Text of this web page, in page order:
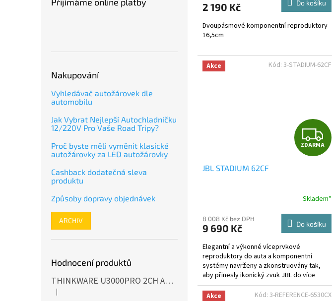
Nakupování
Vyhledávač autožárovek dle
automobilu
Jak Vybrat Nejlepší Autochladničku
12/220V Pro Vaše Road Tripy?
Proč byste měli vyměnit klasické
autožárovky za LED autožárovky
Cashback dodatečná sleva
produktu
Způsoby dopravy objednávek
ARCHIV
Hodnocení produktů
THINKWARE U3000PRO 2CH Autokamera 4K+2K, HDR, WiFi, GPS, BT, mikrovlnné senzory
Hodnocení produktu je 5 z 5 hvězdiček.
|
A
2 190 Kč Do košíku
Dvoupásmové komponentní reproduktory
16,5cm
Akce
Z
D
R
M
A
ZDARMA
JBL STADIUM 62CF
Skladem*
8 008 Kč bez DPH
9 690 Kč Do košíku
Elegantní a výkonné víceprvkové
reproduktory do auta a komponentní
systémy navrženy a zkonstruovány tak,
aby přinesly ikonický zvuk JBL do více
vozidel než kdykoli předtím.
Kód: 3-STADIUM-62CF
Akce Kód: 3-REFERENCE-6530CX